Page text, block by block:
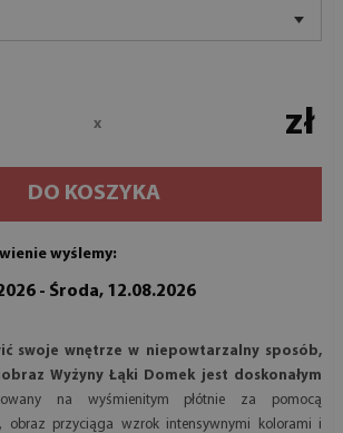
x zł
DO KOSZYKA
wyślemy:
- Środa, 12.08.2026
swoje wnętrze w niepowtarzalny sposób,
Wyżyny Łąki Domek jest doskonałym
na wyśmienitym płótnie za pomocą
obraz przyciąga wzrok intensywnymi kolorami i